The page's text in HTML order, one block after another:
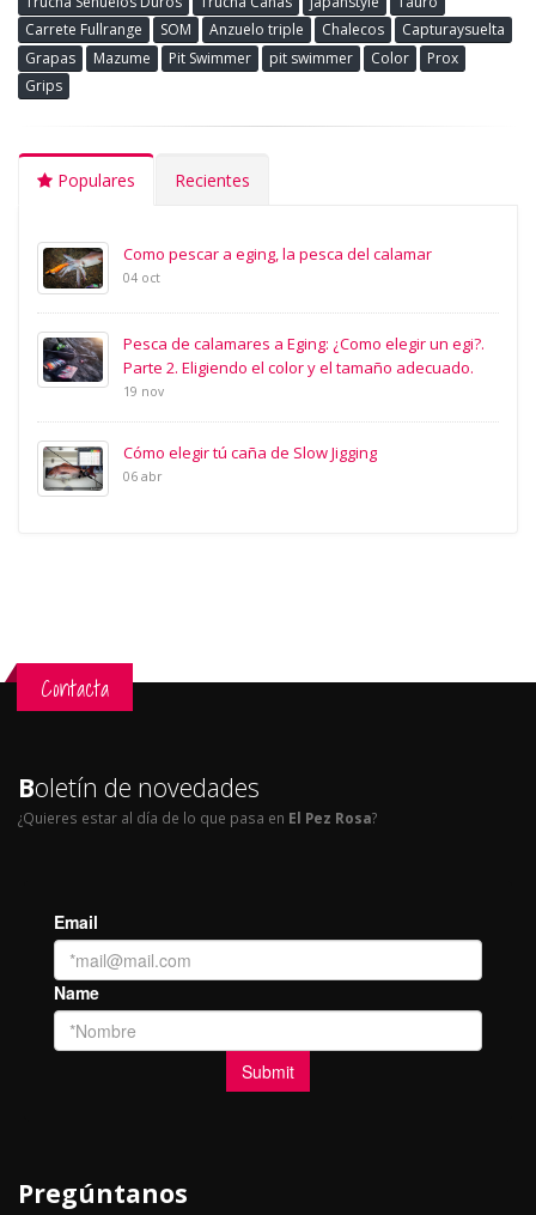
Carrete Fullrange
SOM Anzuelo triple Chalecos
Capturaysuelta
Grapas
Mazume Pit Swimmer pit swimmer Color
Prox
Grips
Populares Recientes
Como pescar a eging, la pesca del calamar
04 oct
Pesca de calamares a Eging: ¿Como elegir un egi?.
Parte 2. Eligiendo el color y el tamaño adecuado.
19 nov
Cómo elegir tú caña de Slow Jigging
06 abr
Contacta
Boletín de novedades
¿Quieres estar al día de lo que pasa en El Pez Rosa?
Pregúntanos